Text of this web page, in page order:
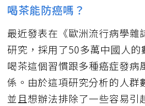
喝茶能防癌嗎？
最近發表在《歐洲流行病學雜
研究，採用了50多萬中國人的
喝茶這個習慣跟多種癌症發病
係。由於這項研究分析的人群
並且想辦法排除了一些容易引